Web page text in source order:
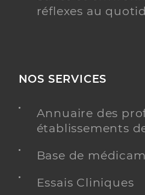
réflexes au
NOS SERVICES
Annuaire des
établissements
Base de
Essais Cliniques